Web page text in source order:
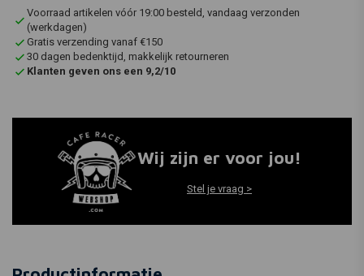
Voorraad artikelen vóór 19:00 besteld, vandaag verzonden
(werkdagen)
Gratis verzending vanaf €150
30 dagen bedenktijd, makkelijk retourneren
Klanten geven ons een 9,2/10
Wij zijn er voor jou!
Stel je vraag >